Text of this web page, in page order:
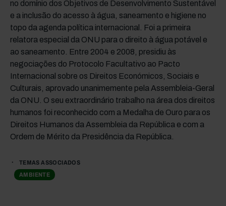
no domínio dos Objetivos de Desenvolvimento Sustentável
e a inclusão do acesso à água, saneamento e higiene no
topo da agenda política internacional. Foi a primeira
relatora especial da ONU para o direito à água potável e
ao saneamento. Entre 2004 e 2008, presidiu às
negociações do Protocolo Facultativo ao Pacto
Internacional sobre os Direitos Económicos, Sociais e
Culturais, aprovado unanimemente pela Assembleia-Geral
da ONU. O seu extraordinário trabalho na área dos direitos
humanos foi reconhecido com a Medalha de Ouro para os
Direitos Humanos da Assembleia da República e com a
Ordem de Mérito da Presidência da República.
TEMAS ASSOCIADOS
AMBIENTE